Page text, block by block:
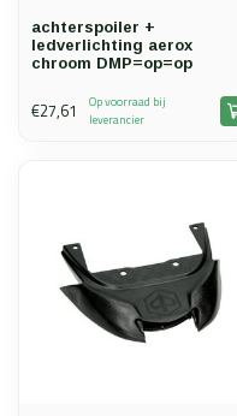
achterspoiler +
ledverlichting aerox
chroom DMP=op=op
€27,61
Op voorraad bij
leverancier